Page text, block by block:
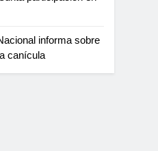
informa sobre
canícula